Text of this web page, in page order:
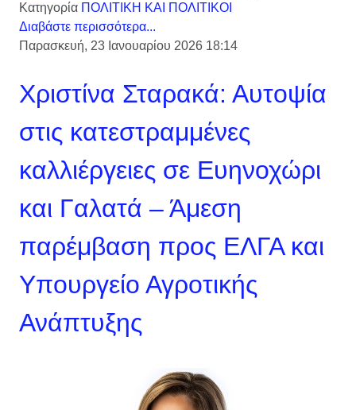
Κατηγορία ΠΟΛΙΤΙΚΗ ΚΑΙ ΠΟΛΙΤΙΚΟΙ
Διαβάστε περισσότερα...
Παρασκευή, 23 Ιανουαρίου 2026 18:14
Χριστίνα Σταρακά: Αυτοψία
στις κατεστραμμένες
καλλιέργειες σε Ευηνοχώρι
και Γαλατά – Άμεση
παρέμβαση προς ΕΛΓΑ και
Υπουργείο Αγροτικής
Ανάπτυξης